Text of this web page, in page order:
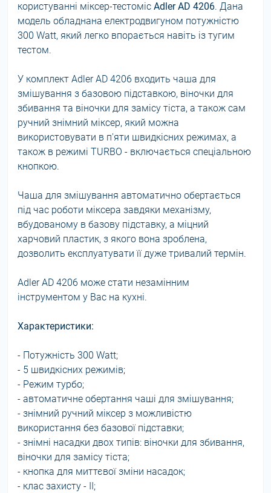
користуванні міксер-тестоміс Adler AD 4206. Дана
модель обладнана електродвигуном потужністю
300 Watt, який легко впорається навіть із тугим
тестом.
У комплект Adler AD 4206 входить чаша для
змішування з базовою підставкою, віночки для
збивання та віночки для замісу тіста, а також сам
ручний знімний міксер, який можна
використовувати в п'яти швидкісних режимах, а
також в режимі TURBO - включається спеціальною
кнопкою.
Чаша для змішування автоматично обертається
під час роботи міксера завдяки механізму,
вбудованому в базову підставку, а міцний
харчовий пластик, з якого вона зроблена,
дозволить експлуатувати її дуже тривалий термін.
Adler AD 4206 може стати незамінним
інструментом у Вас на кухні.
Характеристики:
- Потужність 300 Watt;
- 5 швидкісних режимів;
- Режим турбо;
- автоматичне обертання чаші для змішування;
- знімний ручний міксер з можливістю
використання без базової підставки;
- знімні насадки двох типів: віночки для збивання,
віночки для замісу тіста;
- кнопка для миттєвої зміни насадок;
- клас захисту - ΙΙ;